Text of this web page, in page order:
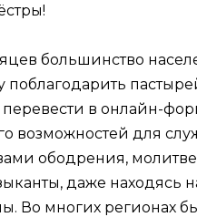
большинство
поблагодарить
в онлайн-
возможностей для
ободрения,
даже находясь
Во многих регионах